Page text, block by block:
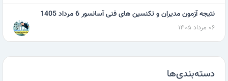
نتیجه آزمون مدیران و تکنسین های فنی آسانسور 6 مرداد 1405
۰۶ مرداد ۱۴۰۵
دسته‌بندی‌ها